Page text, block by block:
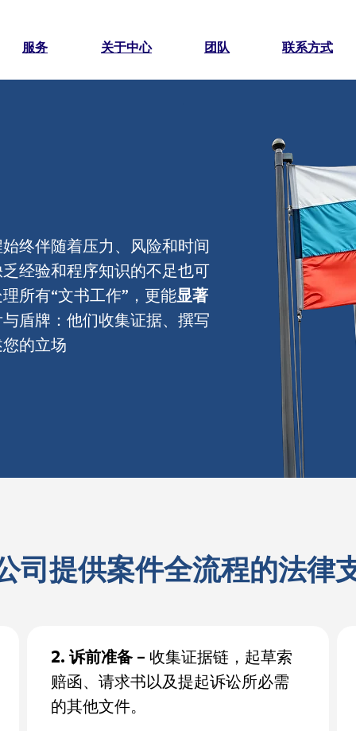
关于中心
服务 团队 联系方式
终伴随着压力、风险和时间
经验和程序知识的不足也可
所有“文书工作”，更能显著
盾牌：他们收集证据、撰写
的立场
司提供案件全流程的法律
2. 诉前准备 – 收集证据链，起草索
赔函、请求书以及提起诉讼所必需
的其他文件。